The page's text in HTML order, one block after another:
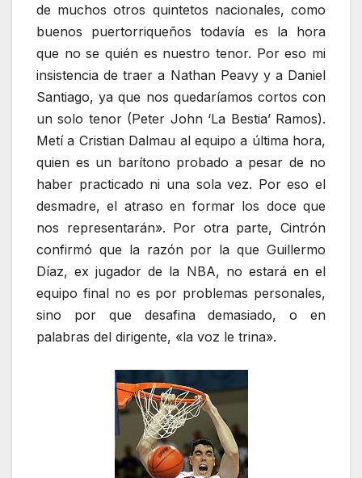
de muchos otros quintetos nacionales, como
buenos puertorriqueños todavía es la hora
que no se quién es nuestro tenor. Por eso mi
insistencia de traer a Nathan Peavy y a Daniel
Santiago, ya que nos quedaríamos cortos con
un solo tenor (Peter John ‘La Bestia’ Ramos).
Metí a Cristian Dalmau al equipo a última hora,
quien es un barítono probado a pesar de no
haber practicado ni una sola vez. Por eso el
desmadre, el atraso en formar los doce que
nos representarán». Por otra parte, Cintrón
confirmó que la razón por la que Guillermo
Díaz, ex jugador de la NBA, no estará en el
equipo final no es por problemas personales,
sino por que desafina demasiado, o en
palabras del dirigente, «la voz le trina».